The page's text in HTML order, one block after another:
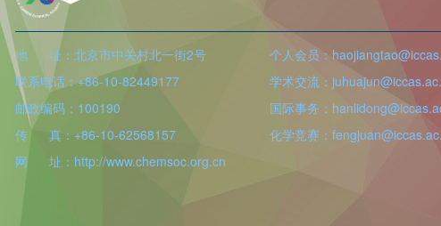
地 址：北京市中关村北一街2号
联系电话：+86-10-82449177
邮政编码：100190
传 真：+86-10-62568157
网 址：http://www.chemsoc.org.cn
个人会员：
学术交流：
国际事务：
化学竞赛：